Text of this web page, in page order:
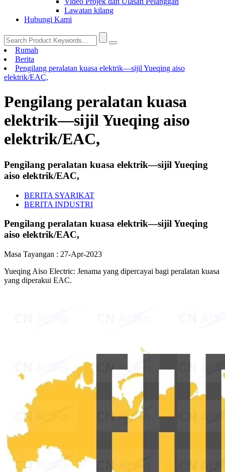
Lawatan kilang
Hubungi Kami
Rumah
Berita
Pengilang peralatan kuasa elektrik—sijil Yueqing aiso
elektrik/EAC,
Pengilang peralatan kuasa
elektrik—sijil Yueqing aiso
elektrik/EAC,
Pengilang peralatan kuasa elektrik—sijil Yueqing
aiso elektrik/EAC,
BERITA SYARIKAT
BERITA INDUSTRI
Pengilang peralatan kuasa elektrik—sijil Yueqing
aiso elektrik/EAC,
Masa Tayangan : 27-Apr-2023
Yueqing Aiso Electric: Jenama yang dipercayai bagi peralatan kuasa
yang diperakui EAC.